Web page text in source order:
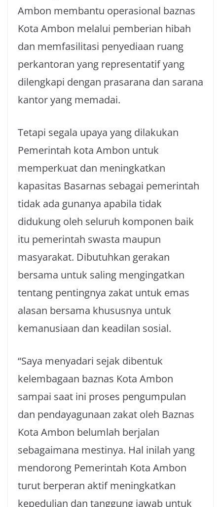
Ambon membantu operasional baznas
Kota Ambon melalui pemberian hibah
dan memfasilitasi penyediaan ruang
perkantoran yang representatif yang
dilengkapi dengan prasarana dan sarana
kantor yang memadai.
Tetapi segala upaya yang dilakukan
Pemerintah kota Ambon untuk
memperkuat dan meningkatkan
kapasitas Basarnas sebagai pemerintah
tidak ada gunanya apabila tidak
didukung oleh seluruh komponen baik
itu pemerintah swasta maupun
masyarakat. Dibutuhkan gerakan
bersama untuk saling mengingatkan
tentang pentingnya zakat untuk emas
alasan bersama khususnya untuk
kemanusiaan dan keadilan sosial.
“Saya menyadari sejak dibentuk
kelembagaan baznas Kota Ambon
sampai saat ini proses pengumpulan
dan pendayagunaan zakat oleh Baznas
Kota Ambon belumlah berjalan
sebagaimana mestinya. Hal inilah yang
mendorong Pemerintah Kota Ambon
turut berperan aktif meningkatkan
kepedulian dan tanggung jawab untuk